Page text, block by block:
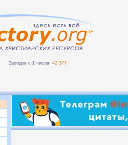
Заходов с 1 числа: 42 377